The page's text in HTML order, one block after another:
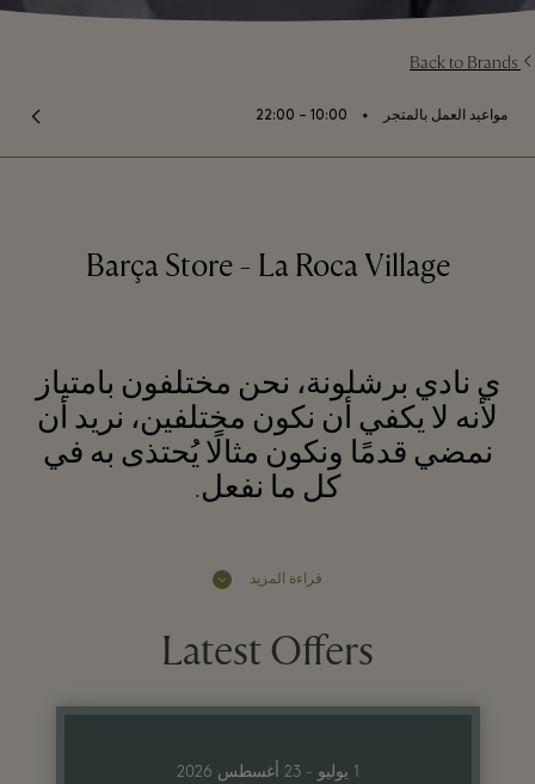
Back to Brands
مواعيد العمل بالمتجر ⬩
10:00 – 22:00
Barça Store - La Roca Village
ي نادي برشلونة، نحن مختلفون بامتياز
لأنه لا يكفي أن نكون مختلفين، نريد أن
نمضي قدمًا ونكون مثالًا يُحتذى به في
كل ما نفعل.
قراءة المزيد
Latest Offers
1 يوليو - 23 أغسطس 2026